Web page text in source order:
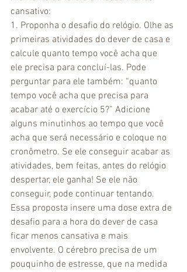
cansativo:
1. Proponha o desafio do relógio. Olhe as
primeiras atividades do dever de casa e
calcule quanto tempo você acha que
ele precisa para concluí-las. Pode
perguntar para ele também: “quanto
tempo você acha que precisa para
acabar até o exercício 5?” Adicione
alguns minutinhos ao tempo que você
acha que será necessário e coloque no
cronômetro. Se ele conseguir acabar as
atividades, bem feitas, antes do relógio
despertar, ele ganha! Se ele não
conseguir, pode continuar tentando.
Essa proposta insere uma dose extra de
desafio para a hora do dever de casa
ficar menos cansativa e mais
envolvente. O cérebro precisa de um
pouquinho de estresse, que na medida